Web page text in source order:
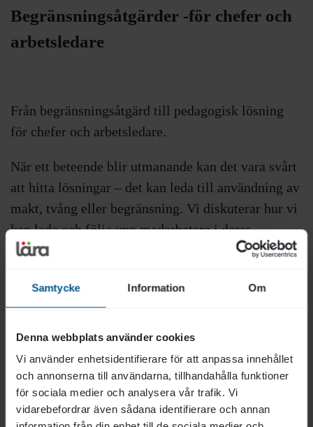
Samtycke Information Om
Denna webbplats använder cookies
Vi använder enhetsidentifierare för att anpassa innehållet
och annonserna till användarna, tillhandahålla funktioner
för sociala medier och analysera vår trafik. Vi
vidarebefordrar även sådana identifierare och annan
Begränsningsåtgärder -för chefer och
arbetsledare
Från begränsningsåtgärd till pedagogisk lösning
för chefer och arbetsledare.
När ett beteende blir utmanande kan det vara svårt
att hitta lösningar – det kan leda till användning av
makt, tvång eller begränsning. Vi diskuterar hur vi
kan leda och följa upp medarbetare i deras
pedagogiska arbete och deras dokumentation. För
Fokus på era specifika utmaningar och lösningar